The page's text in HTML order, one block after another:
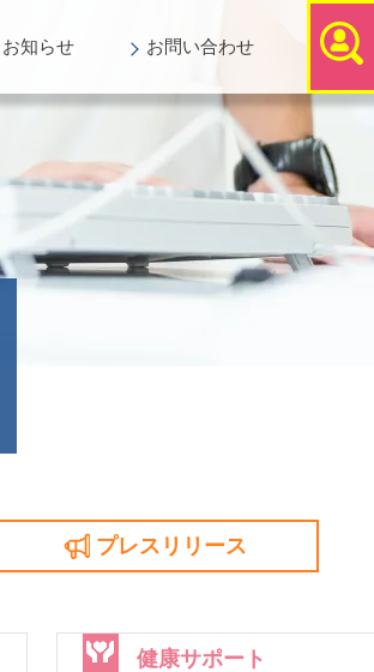
お知らせ お問い合わせ
プレスリリース
健康サポート